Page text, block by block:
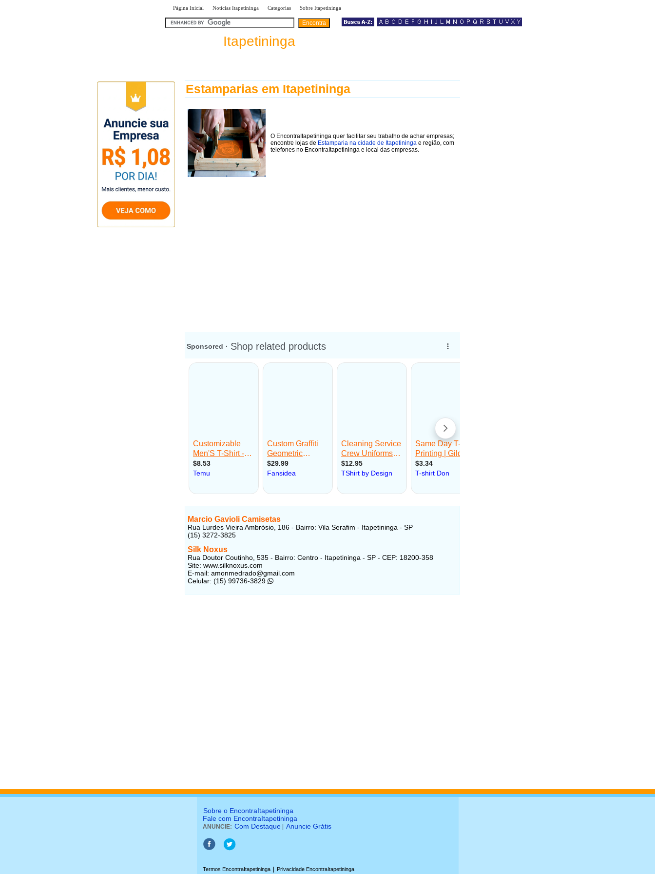
Página Inicial Notícias Itapetininga Categorias Sobre Itapetininga
Itapetininga
Estamparias em Itapetininga
O EncontraItapetininga quer facilitar seu trabalho de achar empresas;
encontre lojas de Estamparia na cidade de Itapetininga e região, com
telefones no EncontraItapetininga e local das empresas.
Marcio Gavioli Camisetas
Rua Lurdes Vieira Ambrósio, 186 - Bairro: Vila Serafim - Itapetininga - SP
(15) 3272-3825
Silk Noxus
Rua Doutor Coutinho, 535 - Bairro: Centro - Itapetininga - SP - CEP: 18200-358
Site: www.silknoxus.com
E-mail: amonmedrado@gmail.com
Celular: (15) 99736-3829
Sobre o EncontraItapetininga
Fale com EncontraItapetininga
ANUNCIE: Com Destaque Anuncie Grátis
Termos EncontraItapetininga Privacidade EncontraItapetininga